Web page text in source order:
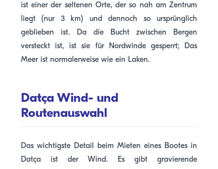
ist einer der seltenen Orte, der so nah am Zentrum
liegt (nur 3 km) und dennoch so ursprünglich
geblieben ist. Da die Bucht zwischen Bergen
versteckt ist, ist sie für Nordwinde gesperrt; Das
Meer ist normalerweise wie ein Laken.
Datça Wind- und
Routenauswahl
Das wichtigste Detail beim Mieten eines Bootes in
Datça ist der Wind. Es gibt gravierende